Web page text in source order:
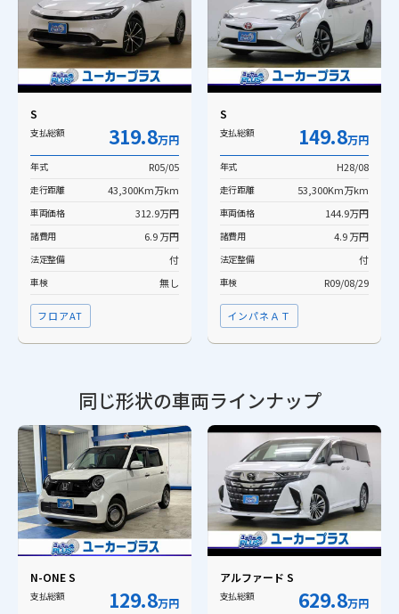
S
支払総額 319.8万円
年式 R05/05
走行距離 43,300Km万km
車両価格 312.9万円
諸費用 6.9 万円
法定整備 付
車検 無し
フロアAT
S
支払総額 149.8万円
年式 H28/08
走行距離 53,300Km万km
車両価格 144.9万円
諸費用 4.9 万円
法定整備 付
車検 R09/08/29
インパネＡＴ
同じ形状の車両ラインナップ
N-ONE S
支払総額 129.8万円
アルファード S
支払総額 629.8万円